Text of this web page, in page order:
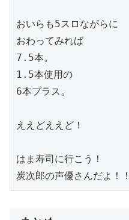
おいらも5スロながらに
おわってみれば
7.5本。
1.5本使用の
6本プラス。
ええどええど！
はま寿司に行こう！
炭次郎の声優さんだよ！！